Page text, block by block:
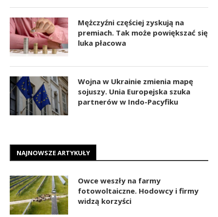
Mężczyźni częściej zyskują na
premiach. Tak może powiększać się
luka płacowa
Wojna w Ukrainie zmienia mapę
sojuszy. Unia Europejska szuka
partnerów w Indo-Pacyfiku
NAJNOWSZE ARTYKUŁY
Owce weszły na farmy
fotowoltaiczne. Hodowcy i firmy
widzą korzyści